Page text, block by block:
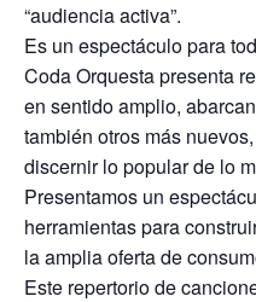
“audiencia activa”.
Es un espectáculo para
Coda Orquesta presenta
en sentido amplio,
también otros más
discernir lo popular de lo
Presentamos un
herramientas para
la amplia oferta de
Este repertorio de